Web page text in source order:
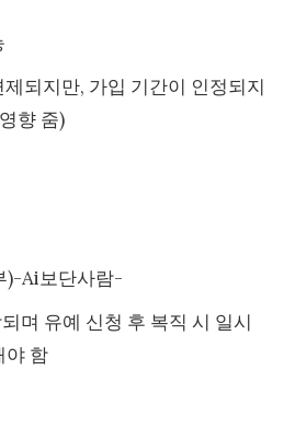
되지만, 가입 기간이 인정되지
향 줌)
)-Ai보단사람-
며 유예 신청 후 복직 시 일시
야 함